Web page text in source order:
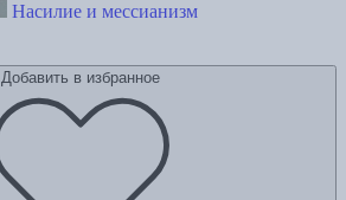
Насилие и мессианизм
Добавить в избранное